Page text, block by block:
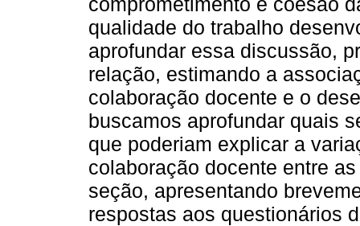
qualidade do trabalho
aprofundar essa discussão,
relação, estimando a
colaboração docente e o
buscamos aprofundar quais
que poderiam explicar a
colaboração docente entre
seção, apresentando
respostas aos questionários